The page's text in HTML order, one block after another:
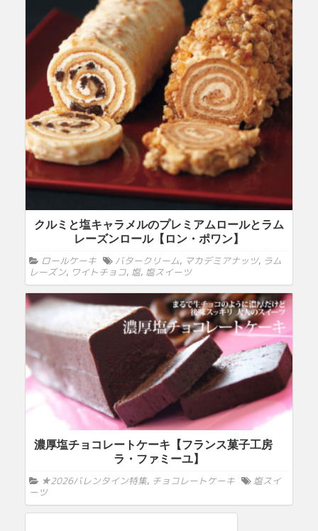
クルミと塩キャラメルのプレミアムロールとラム
レーズンロール【ロン・ポワン】
ロールケーキ バタークリーム, マカデミアナッツ, ラム
レーズン, ワイトチョコ, 塩, 塩スイーツ
濃厚塩チョコレートケーキ【フランス菓子工房
ラ・ファミーユ】
★2026バレンタイン特集, チョコレートケーキ
塩スイ
ーツ